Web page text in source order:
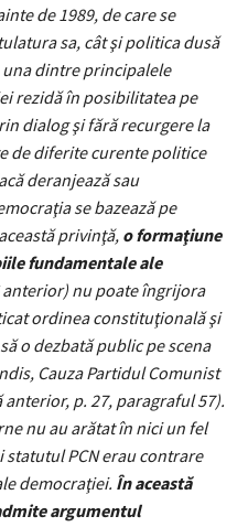
de 1989, de care se
sa, cât şi politica dusă
dintre principalele
rezidă în posibilitatea pe
dialog şi fără recurgere la
de diferite curente politice
deranjează sau
se bazează pe
privinţă, o formaţiune
fundamentale ale
nu poate îngrijora
ordinea constituţională şi
o dezbată public pe scena
Cauza Partidul Comunist
p. 27, paragraful 57).
nu au arătat în nici un fel
PCN erau contrare
democraţiei. În această
argumentul